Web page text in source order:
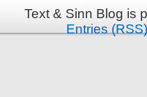
Text & Sinn Blog is
Entries (RSS)